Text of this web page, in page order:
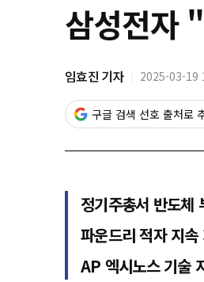
삼성전자
임효진 기자 2025-03-19
구글 검색 선호 출처로
정기주총서 반도
파운드리 적자 지
AP 엑시노스 기술